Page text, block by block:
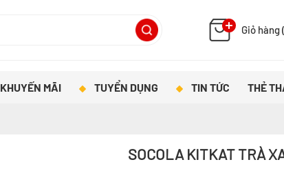
Giỏ hàng (
KHUYẾN MÃI TUYỂN DỤNG TIN TỨC THẺ
SOCOLA KITKAT TRÀ